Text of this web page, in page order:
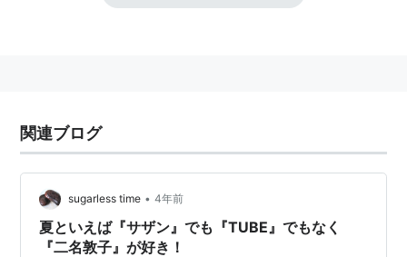
関連ブログ
sugarless time • 4年前
夏といえば『サザン』でも『TUBE』でもなく
『二名敦子』が好き！